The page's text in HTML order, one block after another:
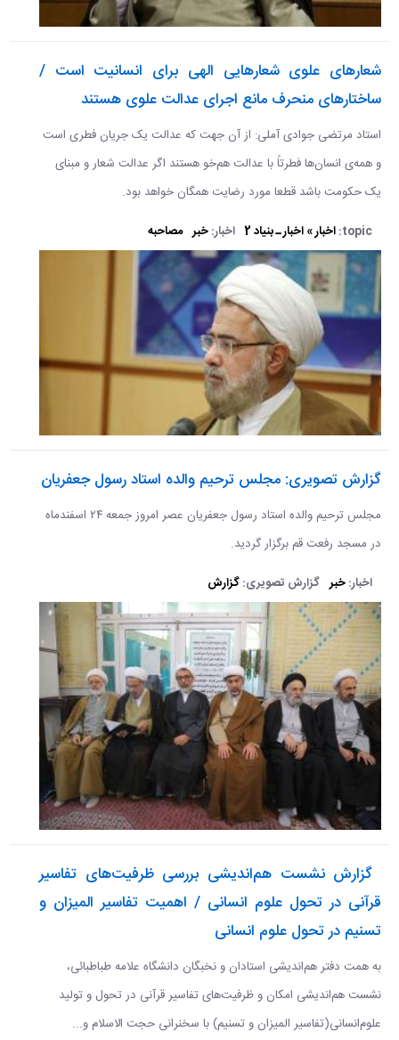
شعارهای علوی شعارهایی الهی برای انسانیت است /
ساختارهای منحرف مانع اجرای عدالت علوی هستند
استاد مرتضی جوادی آملی: از آن جهت که عدالت یک جریان فطری است
و همه‌ی انسان‌ها فطرتاً با عدالت هم‌خو هستند اگر عدالت شعار و مبنای
یک حکومت باشد قطعا مورد رضایت همگان خواهد بود.
topic: اخبار » اخبار ـ بنیاد 2 اخبار:خبر مصاحبه
گزارش تصویری: مجلس ترحیم والده استاد رسول جعفریان
مجلس ترحیم والده استاد رسول جعفریان عصر امروز جمعه ۲۴ اسفندماه
در مسجد رفعت قم برگزار گردید.
اخبار:خبر گزارش تصویری:گزارش
​​​​​ گزارش نشست هم‌اندیشی بررسی ظرفیت‌های تفاسیر
قرآنی در تحول علوم انسانی / اهمیت تفاسیر المیزان و
تسنیم در تحول علوم انسانی
​​​​​​​به همت دفتر هم‌اندیشی استادان و نخبگان دانشگاه علامه طباطبائی،
نشست هم‌اندیشی امکان و ظرفیت‌های تفاسیر قرآنی در تحول و تولید
علوم‌انسانی(تفاسیر المیزان و تسنیم) با سخنرانی حجت الاسلام و...